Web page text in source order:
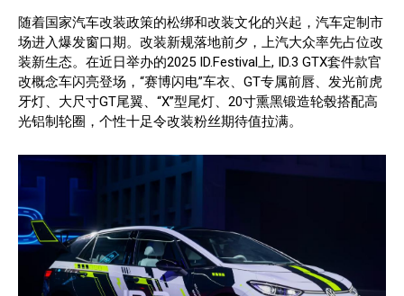
随着国家汽车改装政策的松绑和改装文化的兴起，汽车定制市
场进入爆发窗口期。改装新规落地前夕，上汽大众率先占位改
装新生态。在近日举办的2025 ID.Festival上, ID.3 GTX套件款官
改概念车闪亮登场，“赛博闪电”车衣、GT专属前唇、发光前虎
牙灯、大尺寸GT尾翼、“X”型尾灯、20寸熏黑锻造轮毂搭配高
光铝制轮圈，个性十足令改装粉丝期待值拉满。